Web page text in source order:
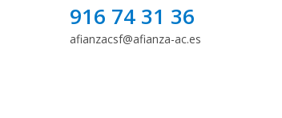
916 74 31 36
afianzacsf@afianza-ac.es